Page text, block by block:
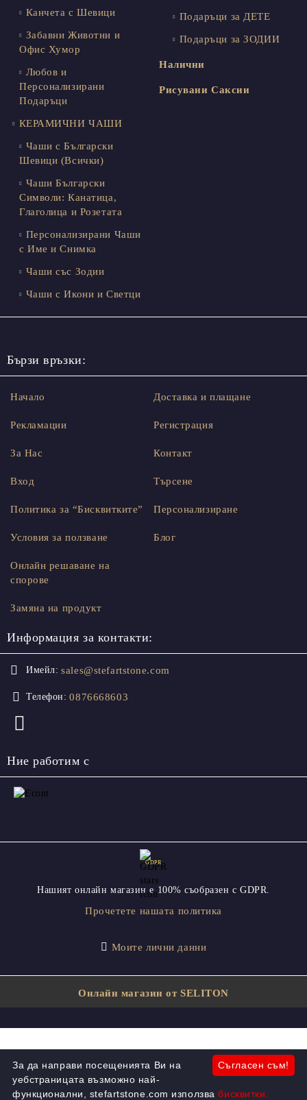
Канчета с Шевици
Забавни Животни и
Офис Хумор
Любов и
Персонализирани
Подаръци
КЕРАМИЧНИ ЧАШИ
Чаши с Български
Шевици (Всички)
Чаши Български
Символи: Канатица,
Глаголица и Розетата
Персонализирани Чаши
с Име и Снимка
Чаши със Зодии
Чаши с Икони и Светци
Подаръци за ДЕТЕ
Подаръци за ЗОДИИ
Налични
Рисувани Саксии
Бързи връзки:
Начало
Рекламации
За Нас
Вход
Доставка и плащане
Регистрация
Контакт
Търсене
Политика за “Бисквитките”
Условия за ползване
Онлайн решаване на
спорове
Замяна на продукт
Персонализиране
Блог
Информация за контакти:
Имейл: sales@stefartstone.com
Телефон: 0876668603
Ние работим с
GDPR
Нашият онлайн магазин е 100% съобразен с GDPR.
Прочетете нашата политика
Моите лични данни
Онлайн магазин от SELITON
Съгласен съм!
За да направи посещенията Ви на
уебстраницата възможно най-
функционални, stefartstone.com използвабисквитки.